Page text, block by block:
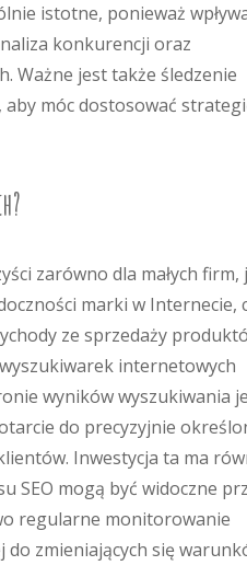
istotne, ponieważ
konkurencji oraz
Ważne jest także śledzenie
móc dostosować
zarówno dla małych firm,
marki w Internecie,
ze sprzedaży
internetowych
wyników wyszukiwania
do precyzyjnie
Inwestycja ta ma
SEO mogą być widoczne
regularne monitorowanie
zmieniających się